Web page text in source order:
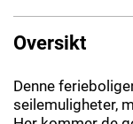
Oversikt
Denne
seilemuligheter,